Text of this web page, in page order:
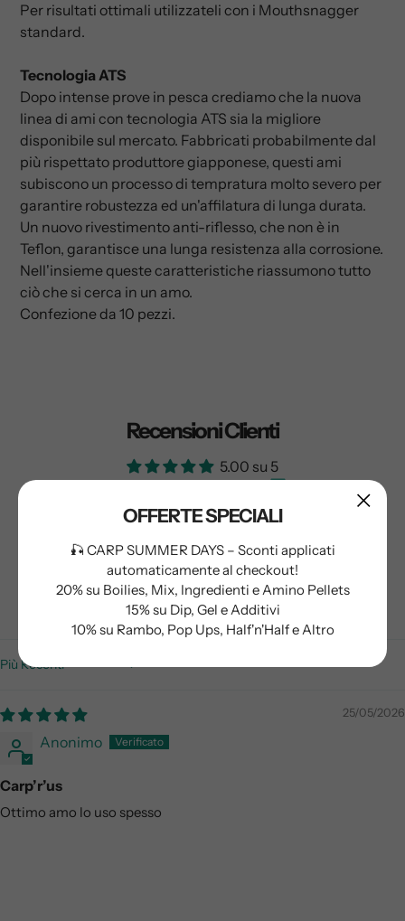
Per risultati ottimali utilizzateli con i Mouthsnagger
standard.
Tecnologia ATS
Dopo intense prove in pesca crediamo che la nuova
linea di ami con tecnologia ATS sia la migliore
disponibile sul mercato. Fabbricati probabilmente dal
più rispettato produttore giapponese, questi ami
subiscono un processo di tempratura molto severo per
garantire robustezza ed un'affilatura di lunga durata.
Un nuovo rivestimento anti-riflesso, che non è in
Teflon, garantisce una lunga resistenza alla corrosione.
Nell'insieme queste caratteristiche riassumono tutto
ciò che si cerca in un amo.
Confezione da 10 pezzi.
Recensioni Clienti
5.00 su 5
Basato su 1 recensione
0
0
Sort by
25/05/2026
Anonimo
Carp’r’us
Ottimo amo lo uso spesso
OFFERTE SPECIALI
🎣 CARP SUMMER DAYS – Sconti applicati
automaticamente al checkout!
20% su Boilies, Mix, Ingredienti e Amino Pellets
15% su Dip, Gel e Additivi
10% su Rambo, Pop Ups, Half'n'Half e Altro